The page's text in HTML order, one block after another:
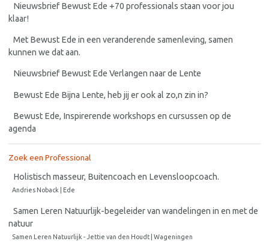
Nieuwsbrief Bewust Ede +70 professionals staan voor jou
klaar!
Met Bewust Ede in een veranderende samenleving, samen
kunnen we dat aan.
Nieuwsbrief Bewust Ede Verlangen naar de Lente
Bewust Ede Bijna Lente, heb jij er ook al zo,n zin in?
Bewust Ede, Inspirerende workshops en cursussen op de
agenda
Zoek een Professional
Holistisch masseur, Buitencoach en Levensloopcoach.
Andries Noback | Ede
Samen Leren Natuurlijk-begeleider van wandelingen in en met de
natuur
Samen Leren Natuurlijk - Jettie van den Houdt | Wageningen